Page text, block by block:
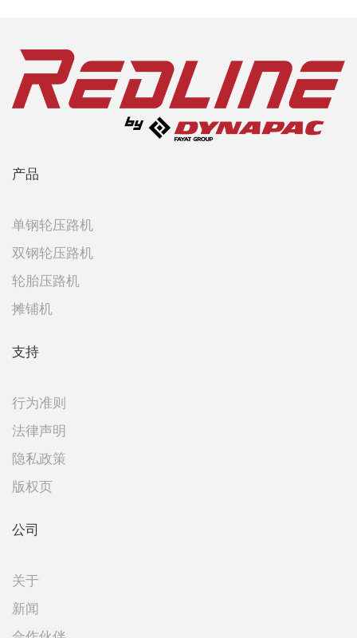
产品
单钢轮压路机
双钢轮压路机
轮胎压路机
摊铺机
支持
行为准则
法律声明
隐私政策
版权页
公司
关于
新闻